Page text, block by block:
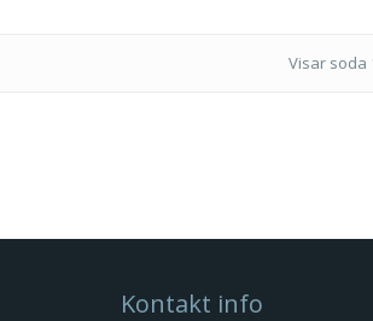
Visar soda
Kontakt info